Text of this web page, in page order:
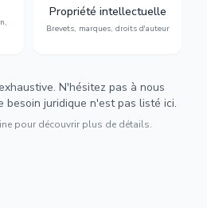
Propriété intellectuelle
Brevets, marques, droits d'auteur
d'auteur et lutte contre la
contrefaçon.
N'hésitez pas à nous
besoin juridique n'est pas listé ici.
pour découvrir plus de détails.